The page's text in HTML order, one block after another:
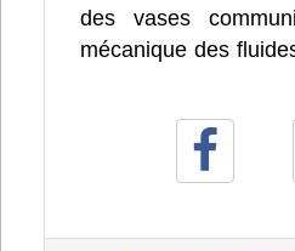
des vases
mécanique des